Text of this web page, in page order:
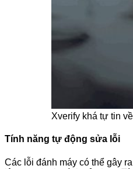
Xverify khá tự tin
Tính năng tự động sửa lỗi
Các lỗi đánh máy có thể gây